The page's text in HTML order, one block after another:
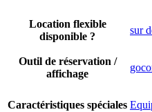
Location flexible
disponible ?
sur
Outil de réservation /
affichage
Caractéristiques spéciales